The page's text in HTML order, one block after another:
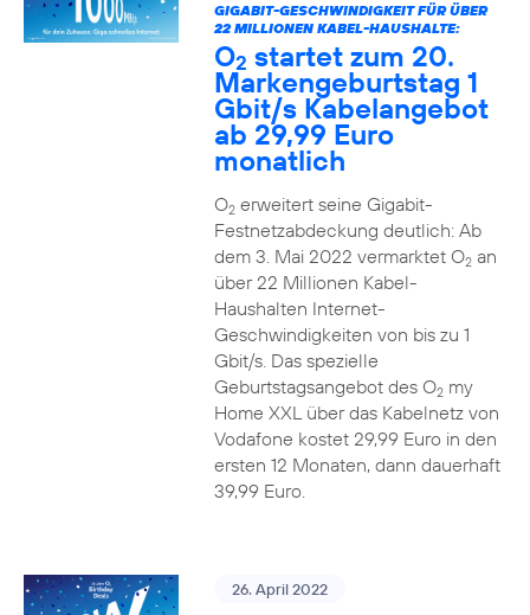
GIGABIT-GESCHWINDIGKEIT FÜR ÜBER
22 MILLIONEN KABEL-HAUSHALTE:
O2 startet zum 20.
Markengeburtstag 1
Gbit/s Kabelangebot
ab 29,99 Euro
monatlich
O2erweitert seine Gigabit-
Festnetzabdeckung deutlich: Ab
dem 3. Mai 2022 vermarktet O2an
über 22 Millionen Kabel-
Haushalten Internet-
Geschwindigkeiten von bis zu 1
Gbit/s. Das spezielle
Geburtstagsangebot des O2my
Home XXL über das Kabelnetz von
Vodafone kostet 29,99 Euro in den
ersten 12 Monaten, dann dauerhaft
39,99 Euro.
26. April 2022